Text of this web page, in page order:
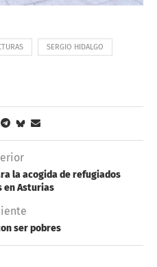
SERGIO HIDALGO
la acogida de refugiados
en Asturias
ser pobres